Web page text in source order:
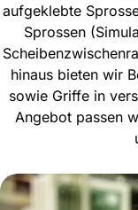
aufgeklebte
Sprossen
hinaus bieten wir
sowie Griffe in
Angebot passen